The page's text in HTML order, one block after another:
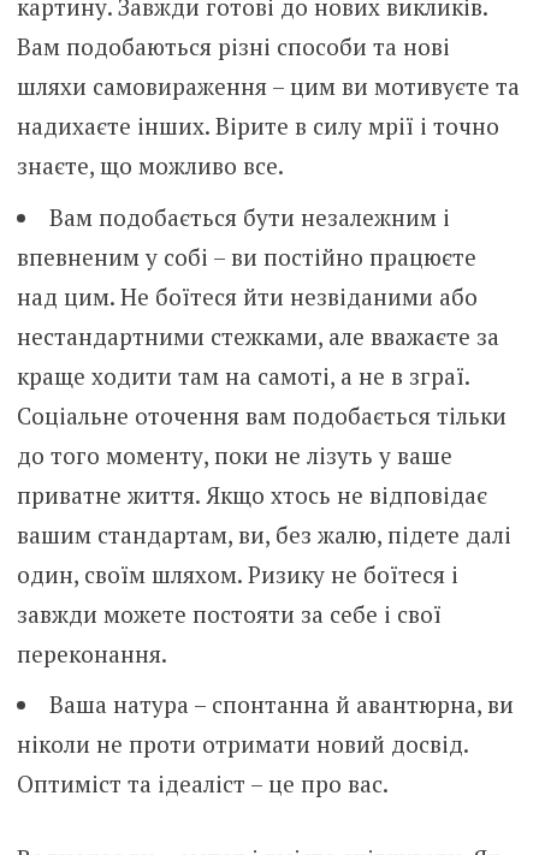
картину. Завжди готові до нових викликів.
Вам подобаються різні способи та нові
шляхи самовираження – цим ви мотивуєте та
надихаєте інших. Вірите в силу мрії і точно
знаєте, що можливо все.
Вам подобається бути незалежним і
впевненим у собі – ви постійно працюєте
над цим. Не боїтеся йти незвіданими або
нестандартними стежками, але вважаєте за
краще ходити там на самоті, а не в зграї.
Соціальне оточення вам подобається тільки
до того моменту, поки не лізуть у ваше
приватне життя. Якщо хтось не відповідає
вашим стандартам, ви, без жалю, підете далі
один, своїм шляхом. Ризику не боїтеся і
завжди можете постояти за себе і свої
переконання.
Ваша натура – спонтанна й авантюрна, ви
ніколи не проти отримати новий досвід.
Оптиміст та ідеаліст – це про вас.